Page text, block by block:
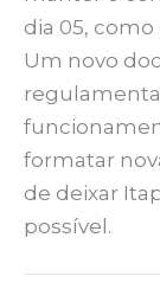
dia 05,
Um novo
formatar
de deixar
possível.